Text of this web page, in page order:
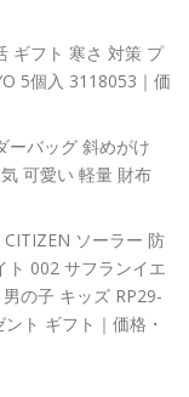
ギフト 寒さ 対策 プ
5個入 3118053｜価
ーバッグ 斜めがけ
可愛い 軽量 財布
ソーラー 防
ト 002 サフランイエ
の子 キッズ RP29-
ト ギフト｜価格・